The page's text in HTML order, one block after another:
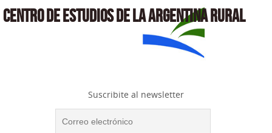
CENTRO DE ESTUDIOS DE LA ARGENTINA RURAL
Suscribite al newsletter